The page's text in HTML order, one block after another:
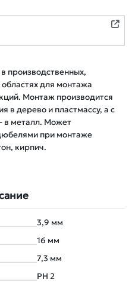
производственных,
для монтажа
Монтаж производится
в дерево и пластмассу, а с
в металл. Может
при монтаже
кирпич.
3,9 мм
16 мм
7,3 мм
РН 2